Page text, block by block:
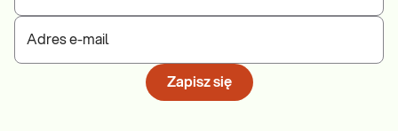
Adres e-mail
Zapisz się